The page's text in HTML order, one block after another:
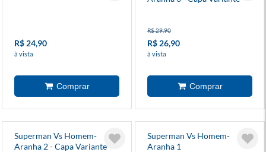
R$ 24,90
à vista
R$ 29,90
R$ 26,90
à vista
Superman Vs Homem-
Aranha 2 - Capa Variante
Superman Vs Homem-
Aranha 1